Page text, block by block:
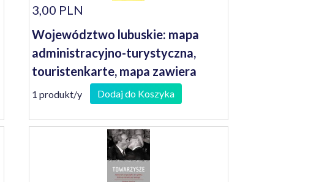
3,00 PLN
Województwo lubuskie: mapa
administracyjno-turystyczna,
touristenkarte, mapa zawiera
herby miast i gmin 1: 200 000
1 produkt/y Dodaj do Koszyka